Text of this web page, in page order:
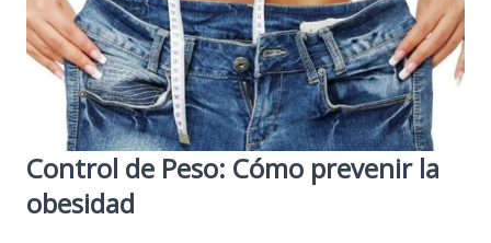
Control de Peso: Cómo prevenir la
obesidad